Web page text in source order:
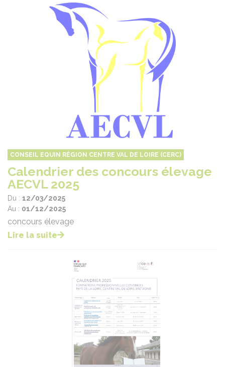
CONSEIL EQUIN RÉGION CENTRE VAL DE LOIRE (CERC)
Calendrier des concours élevage
AECVL 2025
Du : 12/03/2025
Au : 01/12/2025
concours élevage
Lire la suite